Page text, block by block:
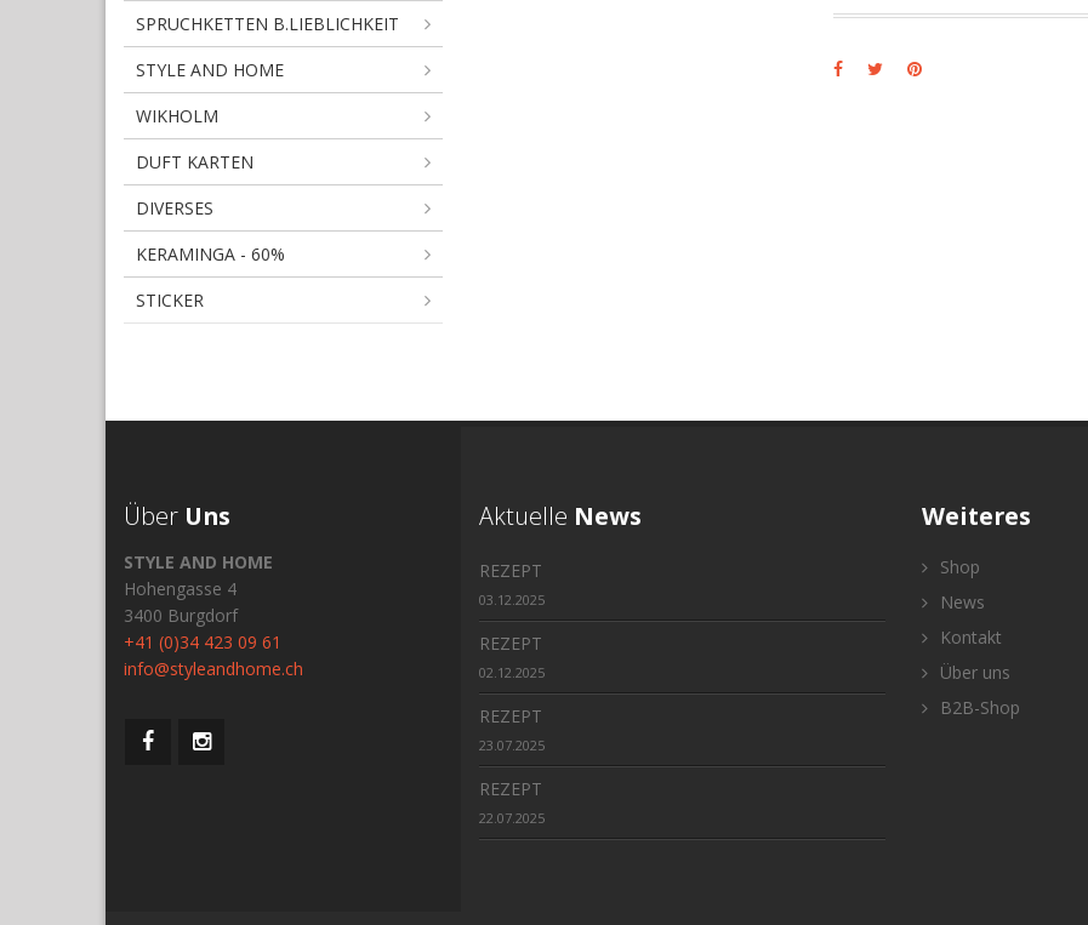
SPRUCHKETTEN B.LIEBLICHKEIT
STYLE AND HOME
WIKHOLM
DUFT KARTEN
DIVERSES
KERAMINGA - 60%
STICKER
Über Uns
STYLE AND HOME
Hohengasse 4
3400 Burgdorf
+41 (0)34 423 09 61
info@styleandhome.ch
Aktuelle News
REZEPT
03.12.2025
REZEPT
02.12.2025
REZEPT
23.07.2025
REZEPT
22.07.2025
Weiteres
Shop
News
Kontakt
Über uns
B2B-Shop